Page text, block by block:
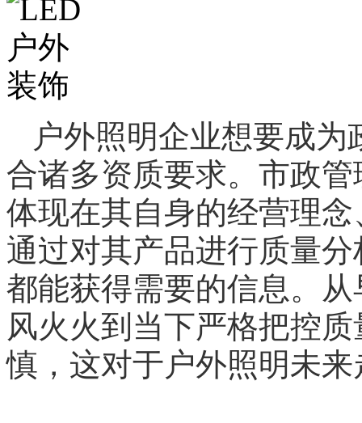
户外照明企业想要成
合诸多资质要求。市政
体现在其自身的经营理
通过对其产品进行质量
都能获得需要的信息。
风火火到当下严格把控
慎，这对于户外照明未